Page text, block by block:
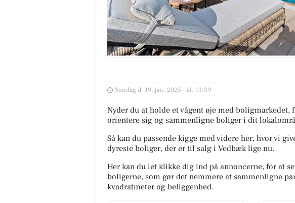
Søndag d. 19. jan. 2025 - kl. 13:39
Nyder du at holde et vågent øje med
orientere sig og sammenligne boliger i dit
Så kan du passende kigge med videre her, hvor vi
dyreste boliger, der er til salg i Vedbæk lige nu.
Her kan du let klikke dig ind på annoncerne, for at
boligerne, som gør det nemmere at sammenligne
kvadratmeter og beliggenhed.